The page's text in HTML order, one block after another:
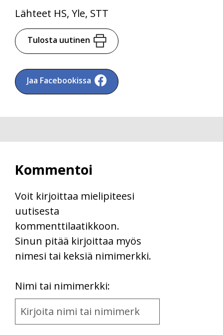
Lähteet HS, Yle, STT
Tulosta uutinen
Jaa Facebookissa
Kommentoi
Voit kirjoittaa mielipiteesi
uutisesta
kommenttilaatikkoon.
Sinun pitää kirjoittaa myös
nimesi tai keksiä nimimerkki.
Nimi tai nimimerkki:
Name
and